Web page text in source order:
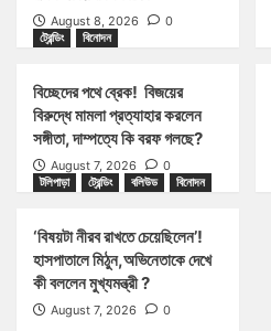
August 8, 2026 0
ট্রেন্ডিং
বিনোদন
বিচ্ছেদের পথে ব্রেক! বিজয়ের
বিরুদ্ধে মামলা প্রত্যাহার করলেন
সঙ্গীতা, দাম্পত্যে কি বরফ গলছে?
August 7, 2026 0
টলিপাড়া
ট্রেন্ডিং বলিউড বিনোদন
‘বিষয়টা নীরব রাখতে চেয়েছিলেন’!
হাসপাতালে মিঠুন,অভিনেতাকে দেখে
কী বললেন মুখ্যমন্ত্রী ?
August 7, 2026 0